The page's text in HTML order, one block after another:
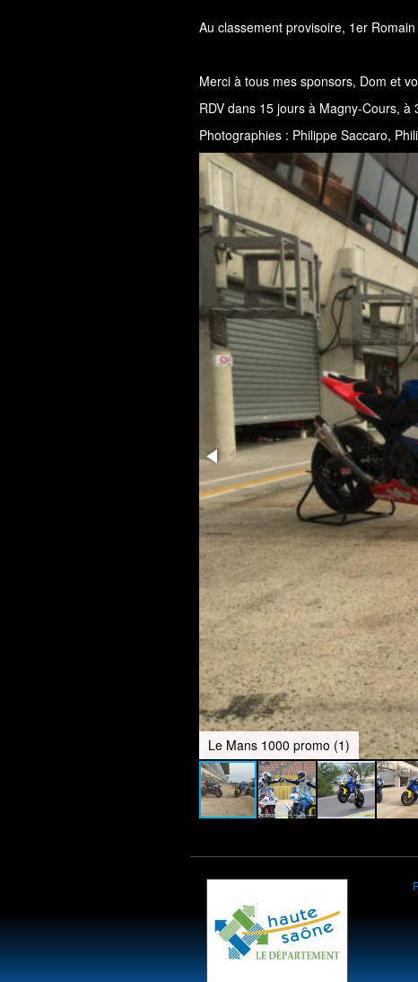
Au classement provisoire, 1er
Merci à tous mes sponsors, Dom et
RDV dans 15 jours à Magny-Cours,
Photographies : Philippe Saccaro,
Le Mans 1000 promo (1)